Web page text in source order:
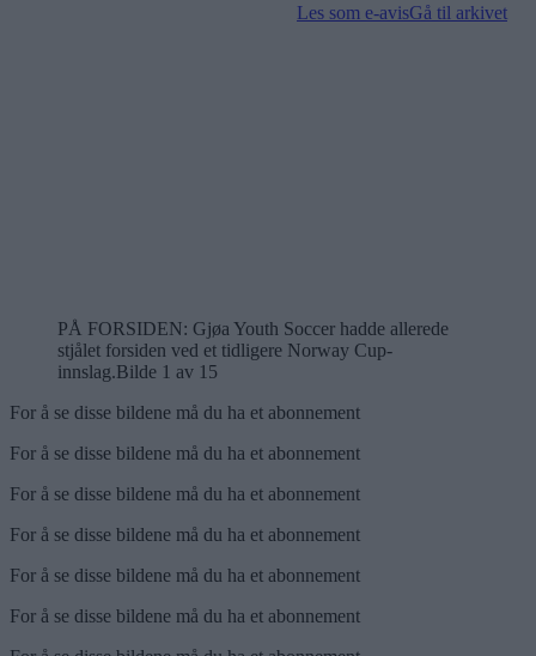
Les som e-avisGå til arkivet
PÅ FORSIDEN: Gjøa Youth Soccer hadde allerede
stjålet forsiden ved et tidligere Norway Cup-
innslag.Bilde 1 av 15
For å se disse bildene må du ha et abonnement
For å se disse bildene må du ha et abonnement
For å se disse bildene må du ha et abonnement
For å se disse bildene må du ha et abonnement
For å se disse bildene må du ha et abonnement
For å se disse bildene må du ha et abonnement